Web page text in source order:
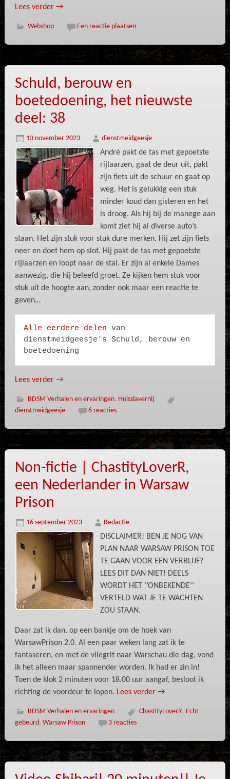
Lees verder →
Webshop Een reactie plaatsen
Schuld, berouw en
boetedoening, het nieuwste
deel: 38
13 november 2023 dienstmeidgeesje
André pakt de tas met gepoetste
rijlaarzen, gaat de deur uit, pakt
zijn fiets uit de schuur en gaat op
weg. Het is gelukkig een stuk
minder koud dan gisteren en het
is droog. Als hij bij de manege aan
komt ziet hij al diverse auto’s
staan. Het zijn stuk voor stuk dure merken. Hij zet zijn fiets
neer en doet hem op slot. Hij pakt de tas met gepoetste
rijlaarzen en loopt naar de stal. Er zijn al enkele Dames
aanwezig, die hij beleefd groet. Ze kijken hem stuk voor
stuk uit de hoogte aan, zonder ook maar een reactie te
geven…
Alle eerdere delen van
dienstmeidgeesje's Schuld, berouw en
boetedoening
Lees verder →
BDSM Verhalen en ervaringen, Huisslavernij
dienstmeidgeesje
6 reacties
Non-fictie | ChastityLoverR,
een Nederlander in Warsaw
Prison
16 september 2023 Redactie
DISCLAIMER! BEN JE NOG VAN
PLAN NAAR WARSAW PRISON TOE
TE GAAN VOOR EEN VERBLIJF?
LEES DIT DAN NIET! DEELS
WORDT HET ‘’ONBEKENDE’’
VERTELD WAT JE TE WACHTEN
ZOU STAAN.
Daar zat ik dan, op een bankje om de hoek van
WarsawPrison 2.0. Al een paar weken lang zat ik te
fantaseren, en met de vliegrit naar Warschau die dag, vond
ik het alleen maar spannender worden. Ik had er zin in!
Toen de klok 2 minuten voor 18.00 uur aangaf, besloot ik
richting de voordeur te lopen. Lees verder →
BDSM Verhalen en ervaringen ChastityLoverR, Echt
gebeurd, Warsaw Prison 3 reacties